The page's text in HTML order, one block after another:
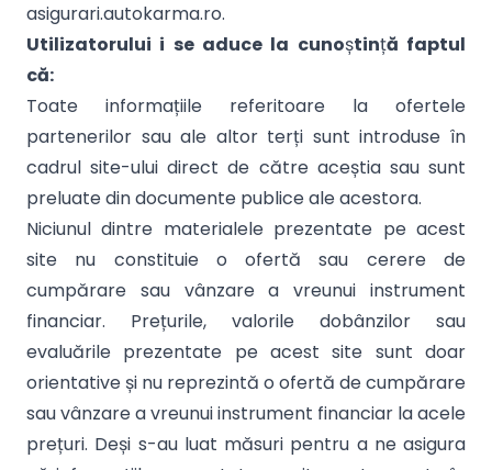
asigurari.autokarma.ro.
Utilizatorului i se aduce la cunoștință faptul
că:
Toate informațiile referitoare la ofertele
partenerilor sau ale altor terți sunt introduse în
cadrul site-ului direct de către aceștia sau sunt
preluate din documente publice ale acestora.
Niciunul dintre materialele prezentate pe acest
site nu constituie o ofertă sau cerere de
cumpărare sau vânzare a vreunui instrument
financiar. Prețurile, valorile dobânzilor sau
evaluările prezentate pe acest site sunt doar
orientative și nu reprezintă o ofertă de cumpărare
sau vânzare a vreunui instrument financiar la acele
prețuri. Deși s-au luat măsuri pentru a ne asigura